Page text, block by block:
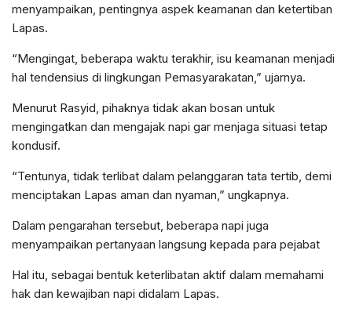
menyampaikan, pentingnya aspek keamanan dan ketertiban
Lapas.
“Mengingat, beberapa waktu terakhir, isu keamanan menjadi
hal tendensius di lingkungan Pemasyarakatan,” ujarnya.
Menurut Rasyid, pihaknya tidak akan bosan untuk
mengingatkan dan mengajak napi gar menjaga situasi tetap
kondusif.
“Tentunya, tidak terlibat dalam pelanggaran tata tertib, demi
menciptakan Lapas aman dan nyaman,” ungkapnya.
Dalam pengarahan tersebut, beberapa napi juga
menyampaikan pertanyaan langsung kepada para pejabat
Hal itu, sebagai bentuk keterlibatan aktif dalam memahami
hak dan kewajiban napi didalam Lapas.